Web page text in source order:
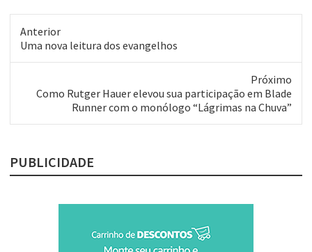
Anterior
Post
Uma nova leitura dos evangelhos
Próximo
Próximo
Como Rutger Hauer elevou sua participação em Blade
Runner com o monólogo “Lágrimas na Chuva”
PUBLICIDADE